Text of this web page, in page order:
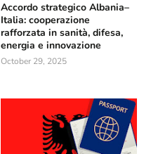
Accordo strategico Albania–
Italia: cooperazione
rafforzata in sanità, difesa,
energia e innovazione
October 29, 2025